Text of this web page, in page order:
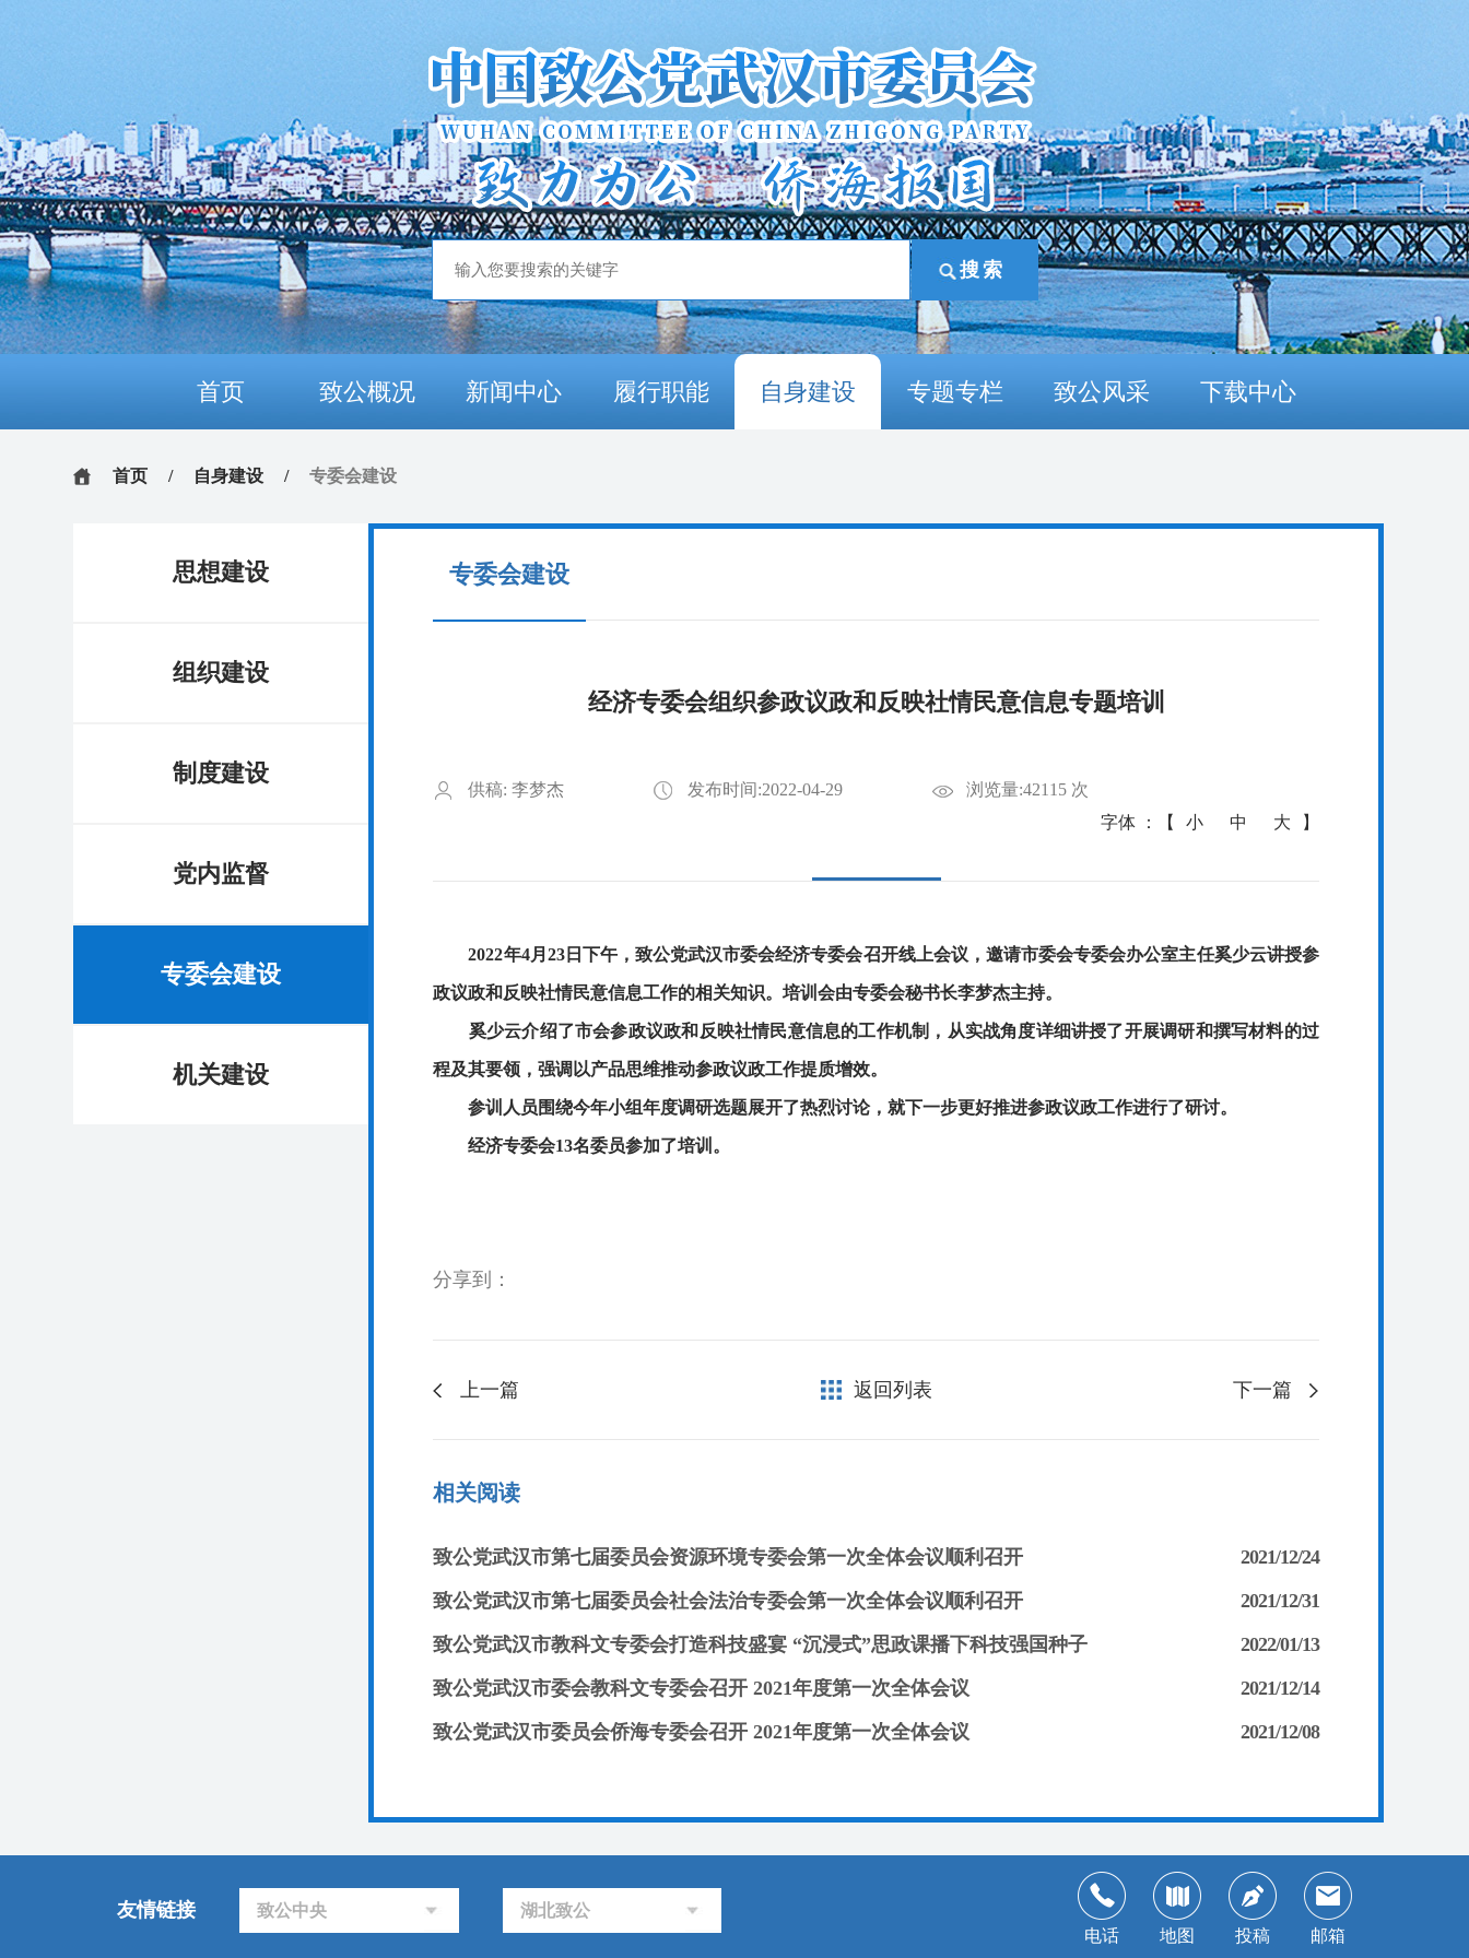
首页 致公概况 新闻中心 履行职能 自身建设 专题专栏 致公风采 下载中心
首页 / 自身建设 / 专委会建设
思想建设
组织建设
制度建设
党内监督
专委会建设
机关建设
专委会建设
经济专委会组织参政议政和反映社情民意信息专题培训
供稿: 李梦杰 发布时间:2022-04-29
浏览量:42115 次
字体 ：【
小 中 大 】
2022年4月23日下午，致公党武汉市委会经济专委会召开线上会议，邀请市委会专委会办公室主任奚少云讲授参
政议政和反映社情民意信息工作的相关知识。培训会由专委会秘书长李梦杰主持。
奚少云介绍了市会参政议政和反映社情民意信息的工作机制，从实战角度详细讲授了开展调研和撰写材料的过
程及其要领，强调以产品思维推动参政议政工作提质增效。
参训人员围绕今年小组年度调研选题展开了热烈讨论，就下一步更好推进参政议政工作进行了研讨。
经济专委会13名委员参加了培训。
分享到：
上一篇 返回列表 下一篇
相关阅读
致公党武汉市第七届委员会资源环境专委会第一次全体会议顺利召开
2021/12/24
致公党武汉市第七届委员会社会法治专委会第一次全体会议顺利召开
2021/12/31
致公党武汉市教科文专委会打造科技盛宴 “沉浸式”思政课播下科技强国种子
2022/01/13
致公党武汉市委会教科文专委会召开 2021年度第一次全体会议
2021/12/14
致公党武汉市委员会侨海专委会召开 2021年度第一次全体会议
2021/12/08
友情链接 致公中央
湖北致公
电话
地图 投稿 邮箱